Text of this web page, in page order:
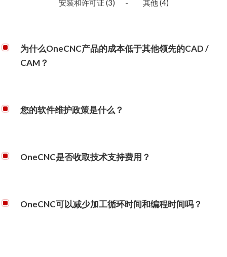
安装和许可证 (3) 其他(4)
为什么OneCNC产品的成本低于其他领先的CAD /
CAM？
品的任何兼容性或支持问题，从而降低开发成本。
您的软件维护政策是什么？
OneCNC是否收取技术支持费用？
OneCNC可以减少加工循环时间和编程时间吗？